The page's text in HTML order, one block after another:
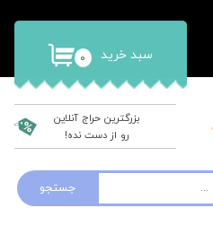
جستجو
۰ سبد خرید
بزرگترین حراج آنلاین
رو از دست نده!